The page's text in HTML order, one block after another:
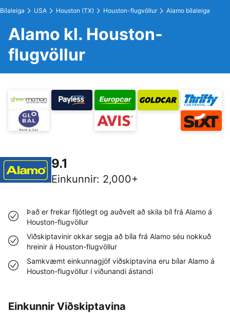
Bílaleiga USA Houston (TX) Houston-flugvöllur Alamo bílaleiga
Alamo kl. Houston-
flugvöllur
9.1
Einkunnir: 2,000+
Það er frekar fljótlegt og auðvelt að skila bíl frá Alamo á
Houston-flugvöllur
Viðskiptavinir okkar segja að bíla frá Alamo séu nokkuð
hreinir á Houston-flugvöllur
Samkvæmt einkunnagjöf viðskiptavina eru bílar Alamo á
Houston-flugvöllur í viðunandi ástandi
Einkunnir Viðskiptavina